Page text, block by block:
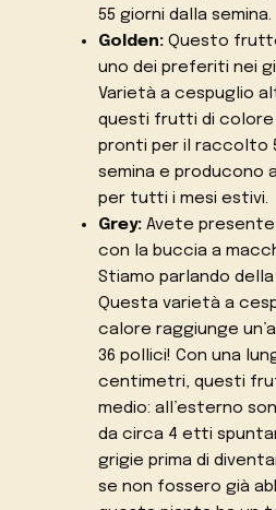
55 giorni dalla semina.
Golden: Questo
uno dei preferiti nei
Varietà a cespuglio
questi frutti di colore
pronti per il raccolto
semina e producono
per tutti i mesi estivi.
Grey: Avete
con la buccia a
Stiamo parlando della
Questa varietà a
calore raggiunge
36 pollici! Con una
centimetri, questi
medio: all’esterno
da circa 4 etti
grigie prima di
se non fossero già